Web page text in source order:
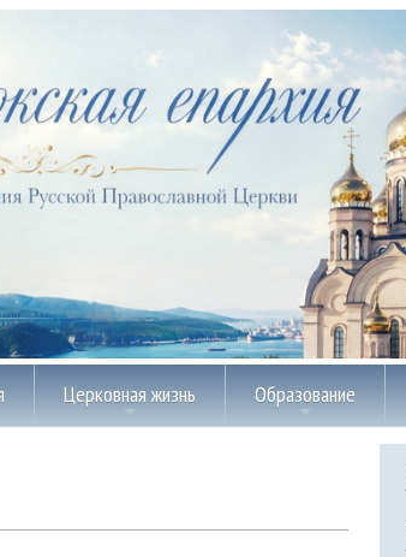
Церковная жизнь Образование